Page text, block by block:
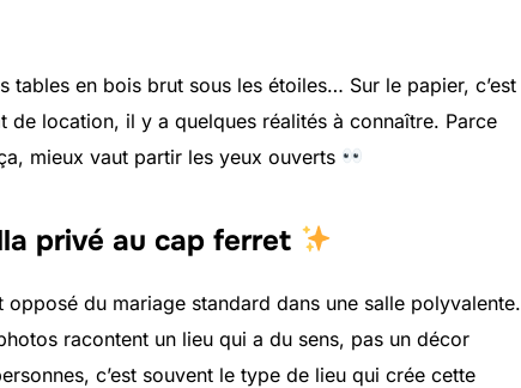
tables en bois brut sous les étoiles… Sur le papier, c’est
location, il y a quelques réalités à connaître. Parce
mieux vaut partir les yeux ouverts
privé au cap ferret
opposé du mariage standard dans une salle polyvalente.
racontent un lieu qui a du sens, pas un décor
c’est souvent le type de lieu qui crée cette